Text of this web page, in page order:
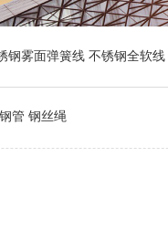
钢雾面弹簧线 不锈钢全软
管 钢丝绳